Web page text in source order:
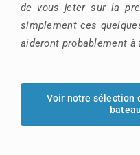
de vous jeter sur la
simplement ces
aideront probablement
Voir notre sélection